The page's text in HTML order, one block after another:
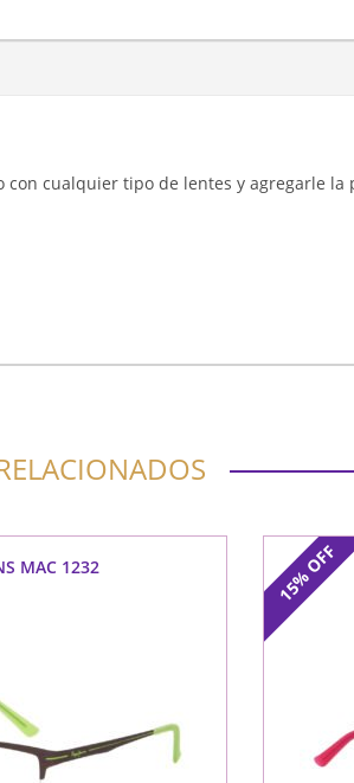
cualquier tipo de lentes y agregarle la
MAC 1232 15%
OFF